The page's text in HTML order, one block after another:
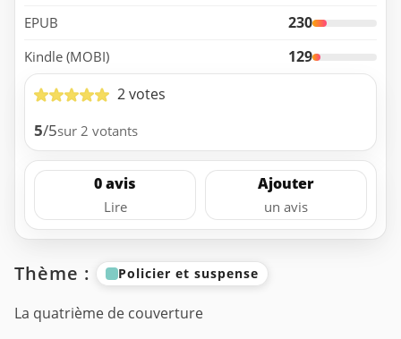
EPUB 230
Kindle (MOBI)
129
2 votes
5/5sur 2 votants
0 avis
Lire
Ajouter
un avis
Thème : Policier et suspense
La quatrième de couverture